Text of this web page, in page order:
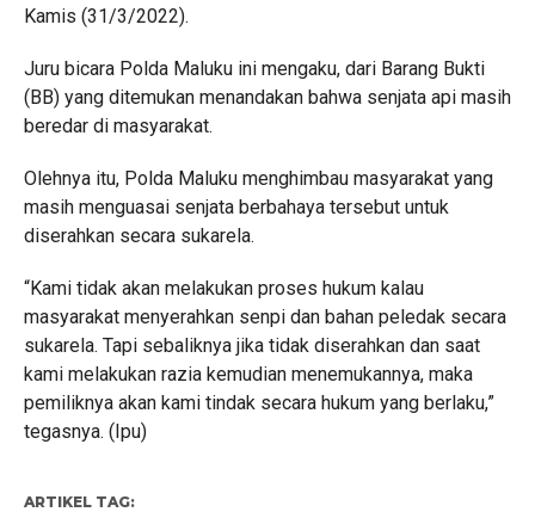
Kamis (31/3/2022).
Juru bicara Polda Maluku ini mengaku, dari Barang Bukti
(BB) yang ditemukan menandakan bahwa senjata api masih
beredar di masyarakat.
Olehnya itu, Polda Maluku menghimbau masyarakat yang
masih menguasai senjata berbahaya tersebut untuk
diserahkan secara sukarela.
“Kami tidak akan melakukan proses hukum kalau
masyarakat menyerahkan senpi dan bahan peledak secara
sukarela. Tapi sebaliknya jika tidak diserahkan dan saat
kami melakukan razia kemudian menemukannya, maka
pemiliknya akan kami tindak secara hukum yang berlaku,”
tegasnya. (Ipu)
ARTIKEL TAG: